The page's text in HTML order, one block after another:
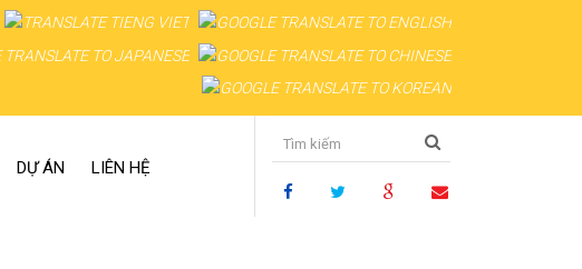
DỰ ÁN LIÊN HỆ